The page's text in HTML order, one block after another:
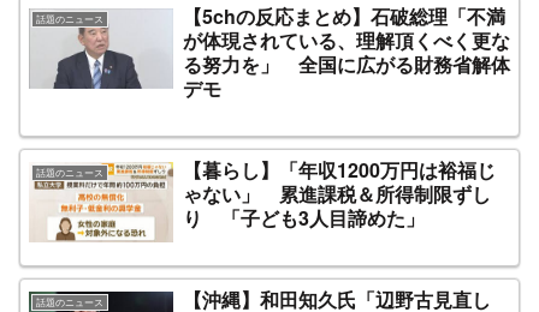
話題のニュース
【5chの反応まとめ】石破総理「不満
が体現されている、理解頂くべく更な
る努力を」 全国に広がる財務省解体
デモ
話題のニュース
【暮らし】「年収1200万円は裕福じ
ゃない」 累進課税＆所得制限ずし
り 「子ども3人目諦めた」
話題のニュース
【沖縄】和田知久氏「辺野古見直し